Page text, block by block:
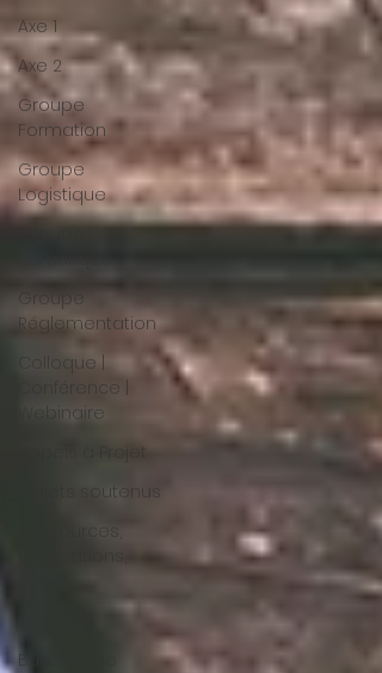
Axe 1
Axe 2
Groupe
Formation
Groupe
Logistique
Groupe
Réglementation
Colloque |
Conférence |
Webinaire
Appels à Projet
Projets soutenus
Bulletins de